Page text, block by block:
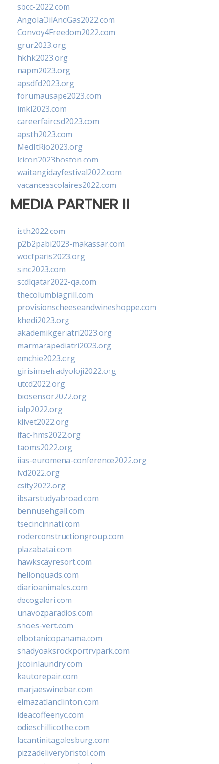
sbcc-2022.com
AngolaOilAndGas2022.com
Convoy4Freedom2022.com
grur2023.org
hkhk2023.org
napm2023.org
apsdfd2023.org
forumausape2023.com
imkl2023.com
careerfaircsd2023.com
apsth2023.com
MedItRio2023.org
lcicon2023boston.com
waitangidayfestival2022.com
vacancesscolaires2022.com
MEDIA PARTNER II
isth2022.com
p2b2pabi2023-makassar.com
wocfparis2023.org
sinc2023.com
scdlqatar2022-qa.com
thecolumbiagrill.com
provisionscheeseandwineshoppe.com
khedi2023.org
akademikgeriatri2023.org
marmarapediatri2023.org
emchie2023.org
girisimselradyoloji2022.org
utcd2022.org
biosensor2022.org
ialp2022.org
klivet2022.org
ifac-hms2022.org
taoms2022.org
iias-euromena-conference2022.org
ivd2022.org
csity2022.org
ibsarstudyabroad.com
bennusehgall.com
tsecincinnati.com
roderconstructiongroup.com
plazabatai.com
hawkscayresort.com
hellonquads.com
diarioanimales.com
decogaleri.com
unavozparadios.com
shoes-vert.com
elbotanicopanama.com
shadyoaksrockportrvpark.com
jccoinlaundry.com
kautorepair.com
marjaeswinebar.com
elmazatlanclinton.com
ideacoffeenyc.com
odieschillicothe.com
lacantinitagalesburg.com
pizzadeliverybristol.com